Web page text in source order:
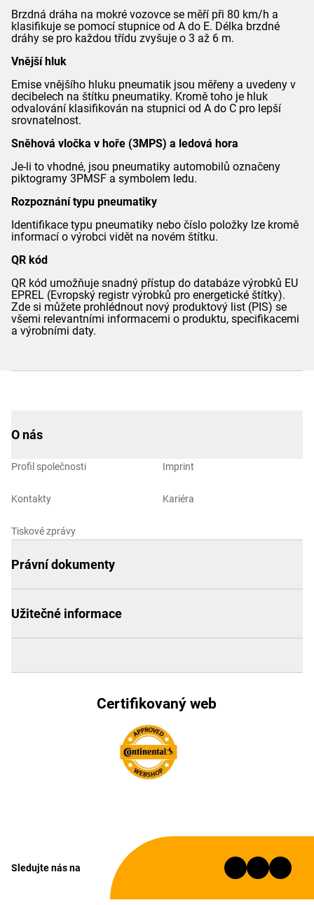
Brzdná dráha na mokré vozovce se měří při 80 km/h a
klasifikuje se pomocí stupnice od A do E. Délka brzdné
dráhy se pro každou třídu zvyšuje o 3 až 6 m.
Vnější hluk
Emise vnějšího hluku pneumatik jsou měřeny a uvedeny v
decibelech na štítku pneumatiky. Kromě toho je hluk
odvalování klasifikován na stupnici od A do C pro lepší
srovnatelnost.
Sněhová vločka v hoře (3MPS) a ledová hora
Je-li to vhodné, jsou pneumatiky automobilů označeny
piktogramy 3PMSF a symbolem ledu.
Rozpoznání typu pneumatiky
Identifikace typu pneumatiky nebo číslo položky lze kromě
informací o výrobci vidět na novém štítku.
QR kód
QR kód umožňuje snadný přístup do databáze výrobků EU
EPREL (Evropský registr výrobků pro energetické štítky).
Zde si můžete prohlédnout nový produktový list (PIS) se
všemi relevantními informacemi o produktu, specifikacemi
a výrobními daty.
O nás
Profil společnosti
Kontakty
Tiskové zprávy
Imprint
Kariéra
Právní dokumenty
Užitečné informace
Certifikovaný web
Sledujte nás na